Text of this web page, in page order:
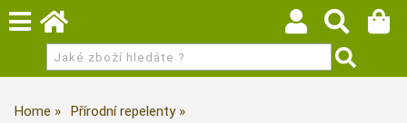
Home
Přírodní repelenty